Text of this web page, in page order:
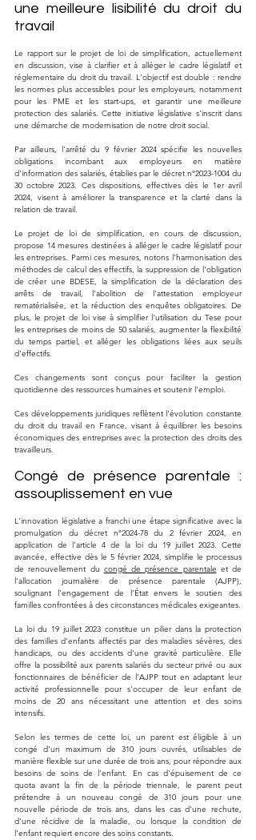
une meilleure lisibilité du droit du
travail
Le rapport sur le projet de loi de simplification, actuellement
en discussion, vise à clarifier et à alléger le cadre législatif et
réglementaire du droit du travail. L'objectif est double : rendre
les normes plus accessibles pour les employeurs, notamment
pour les PME et les start-ups, et garantir une meilleure
protection des salariés. Cette initiative législative s'inscrit dans
une démarche de modernisation de notre droit social.
Par ailleurs, l'arrêté du 9 février 2024 spécifie les nouvelles
obligations incombant aux employeurs en matière
d'information des salariés, établies par le décret n°2023-1004 du
30 octobre 2023. Ces dispositions, effectives dès le 1er avril
2024, visent à améliorer la transparence et la clarté dans la
relation de travail.
Le projet de loi de simplification, en cours de discussion,
propose 14 mesures destinées à alléger le cadre législatif pour
les entreprises. Parmi ces mesures, notons l'harmonisation des
méthodes de calcul des effectifs, la suppression de l'obligation
de créer une BDESE, la simplification de la déclaration des
arrêts de travail, l'abolition de l'attestation employeur
rematérialisée, et la réduction des enquêtes obligatoires. De
plus, le projet de loi vise à simplifier l'utilisation du Tese pour
les entreprises de moins de 50 salariés, augmenter la flexibilité
du temps partiel, et alléger les obligations liées aux seuils
d'effectifs.
Ces changements sont conçus pour faciliter la gestion
quotidienne des ressources humaines et soutenir l'emploi.
Ces développements juridiques reflètent l'évolution constante
du droit du travail en France, visant à équilibrer les besoins
économiques des entreprises avec la protection des droits des
travailleurs.
Congé de présence parentale :
assouplissement en vue
L'innovation législative a franchi une étape significative avec la
promulgation du décret n°2024-78 du 2 février 2024, en
application de l'article 4 de la loi du 19 juillet 2023. Cette
avancée, effective dès le 5 février 2024, simplifie le processus
de renouvellement du congé de présence parentale et de
l'allocation journalière de présence parentale (AJPP),
soulignant l'engagement de l'État envers le soutien des
familles confrontées à des circonstances médicales exigeantes.
La loi du 19 juillet 2023 constitue un pilier dans la protection
des familles d'enfants affectés par des maladies sévères, des
handicaps, ou des accidents d'une gravité particulière. Elle
offre la possibilité aux parents salariés du secteur privé ou aux
fonctionnaires de bénéficier de l'AJPP tout en adaptant leur
activité professionnelle pour s'occuper de leur enfant de
moins de 20 ans nécessitant une attention et des soins
intensifs.
Selon les termes de cette loi, un parent est éligible à un
congé d'un maximum de 310 jours ouvrés, utilisables de
manière flexible sur une durée de trois ans, pour répondre aux
besoins de soins de l'enfant. En cas d'épuisement de ce
quota avant la fin de la période triennale, le parent peut
prétendre à un nouveau congé de 310 jours pour une
nouvelle période de trois ans, dans les cas d'une rechute,
d'une récidive de la maladie, ou lorsque la condition de
l'enfant requiert encore des soins constants.